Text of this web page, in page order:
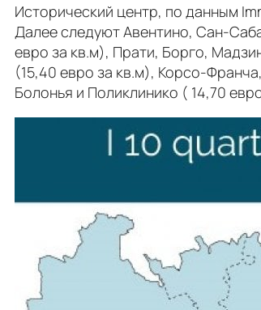
Исторический центр, по данным
Далее следуют Авентино, Сан-
евро за кв.м), Прати, Борго,
(15,40 евро за кв.м), Корсо-
Болонья и Поликлинико ( 14,70